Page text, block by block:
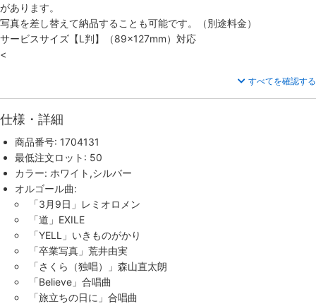
があります。
写真を差し替えて納品することも可能です。（別途料金）
サービスサイズ【L判】（89×127mm）対応
<
すべてを確認する
仕様・詳細
商品番号: 1704131
最低注文ロット: 50
カラー: ホワイト,シルバー
オルゴール曲:
「3月9日」レミオロメン
「道」EXILE
「YELL」いきものがかり
「卒業写真」荒井由実
「さくら（独唱）」森山直太朗
「Believe」合唱曲
「旅立ちの日に」合唱曲